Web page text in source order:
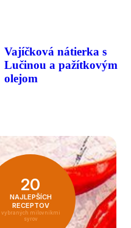
Vajíčková nátierka s
Lučinou a pažítkovým
olejom
20
NAJLEPŠÍCH
RECEPTOV
vybraných milovníkmi
syrov